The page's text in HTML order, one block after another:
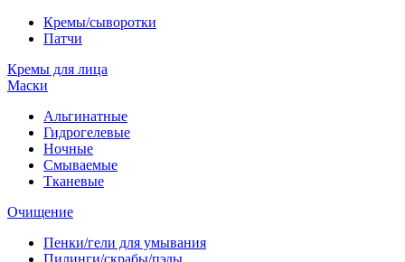
Кремы/сыворотки
Патчи
Кремы для лица
Маски
Альгинатные
Гидрогелевые
Ночные
Смываемые
Тканевые
Очищение
Пенки/гели для умывания
Пилинги/скрабы/пэды